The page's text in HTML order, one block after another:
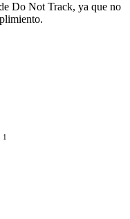
Do Not Track, ya que no
1